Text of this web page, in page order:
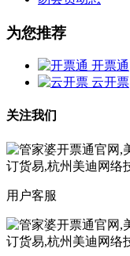
为您推荐
开票通
云开票
关注我们
用户客服